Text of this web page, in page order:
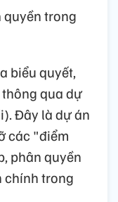
trong
biểu quyết,
qua dự
Đây là dự án
các "điểm
phân quyền
chính trong